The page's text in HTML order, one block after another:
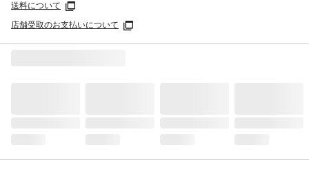
送料について
店舗受取のお支払いについて